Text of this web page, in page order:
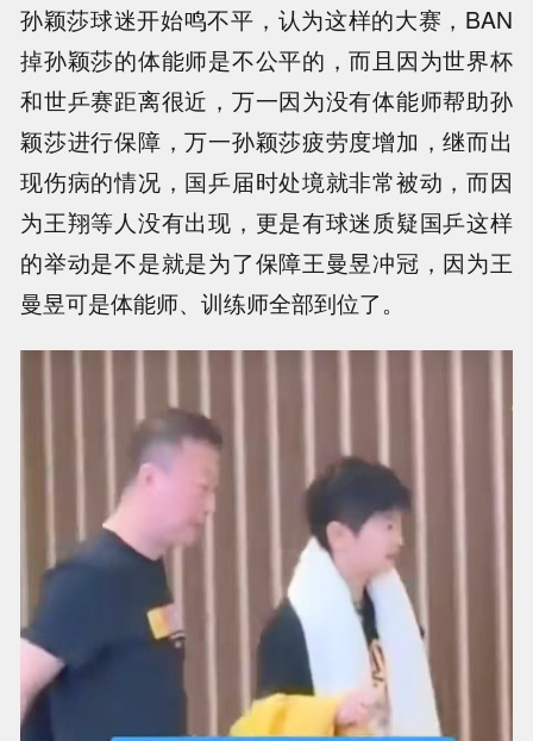
孙颖莎球迷开始鸣不平，认为这样的大赛，BAN
掉孙颖莎的体能师是不公平的，而且因为世界杯
和世乒赛距离很近，万一因为没有体能师帮助孙
颖莎进行保障，万一孙颖莎疲劳度增加，继而出
现伤病的情况，国乒届时处境就非常被动，而因
为王翔等人没有出现，更是有球迷质疑国乒这样
的举动是不是就是为了保障王曼昱冲冠，因为王
曼昱可是体能师、训练师全部到位了。